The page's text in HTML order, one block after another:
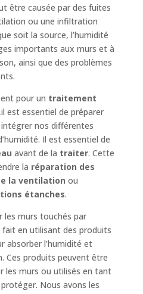
être causée par des fuites
ou une infiltration
soit la source, l’humidité
importants aux murs et à
ainsi que des problèmes
pour un traitement
est essentiel de préparer
nos différentes
Il est essentiel de
avant de la traiter. Cette
la réparation des
la ventilation ou
étanches.
murs touchés par
fait en utilisant des produits
absorber l’humidité et
Ces produits peuvent être
les murs ou utilisés en tant
Nous avons les